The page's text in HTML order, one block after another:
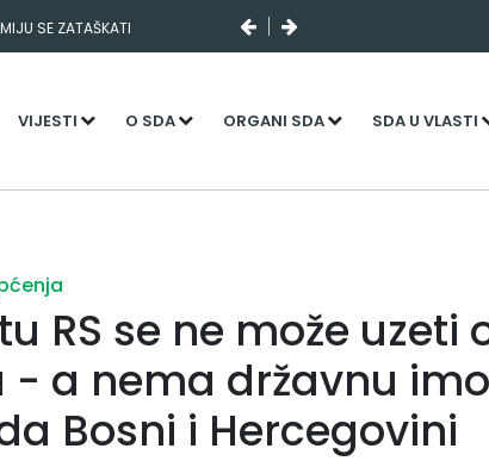
SE ZATAŠKATI
VIJESTI O SDA ORGANI SDA SDA U VLASTI
RS se ne može uzeti
- a nema državnu
Bosni i Hercegovini